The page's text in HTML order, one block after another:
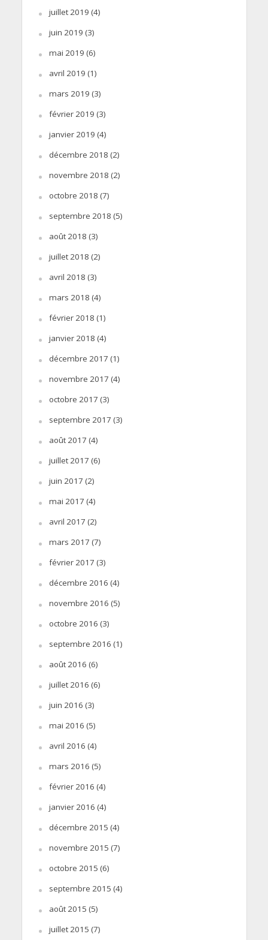
juillet 2019 (4)
juin 2019 (3)
mai 2019 (6)
avril 2019 (1)
mars 2019 (3)
février 2019 (3)
janvier 2019 (4)
décembre 2018 (2)
novembre 2018 (2)
octobre 2018 (7)
septembre 2018 (5)
août 2018 (3)
juillet 2018 (2)
avril 2018 (3)
mars 2018 (4)
février 2018 (1)
janvier 2018 (4)
décembre 2017 (1)
novembre 2017 (4)
octobre 2017 (3)
septembre 2017 (3)
août 2017 (4)
juillet 2017 (6)
juin 2017 (2)
mai 2017 (4)
avril 2017 (2)
mars 2017 (7)
février 2017 (3)
décembre 2016 (4)
novembre 2016 (5)
octobre 2016 (3)
septembre 2016 (1)
août 2016 (6)
juillet 2016 (6)
juin 2016 (3)
mai 2016 (5)
avril 2016 (4)
mars 2016 (5)
février 2016 (4)
janvier 2016 (4)
décembre 2015 (4)
novembre 2015 (7)
octobre 2015 (6)
septembre 2015 (4)
août 2015 (5)
juillet 2015 (7)